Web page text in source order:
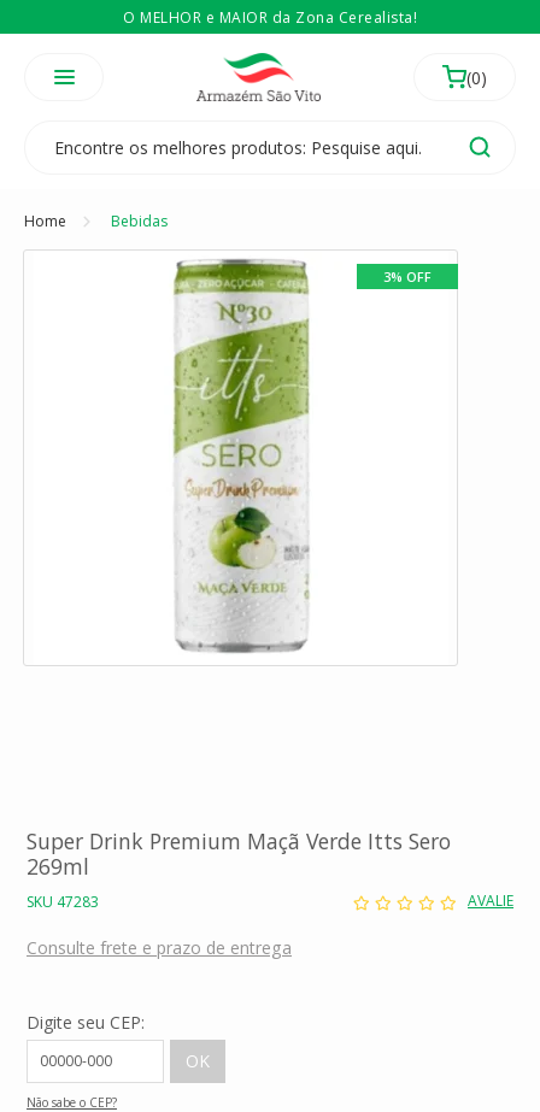
O MELHOR e MAIOR da Zona Cerealista!
Temos 3 lojas físicas na Zona Cerealista de São Paulo!
É revendedor? EntãoCompre no atacado
Home Bebidas
3% OFF
Super Drink Premium Maçã Verde Itts Sero
269ml
SKU 47283 AVALIE
Consulte frete e prazo de entrega
Digite seu CEP:
Não sabe o CEP?